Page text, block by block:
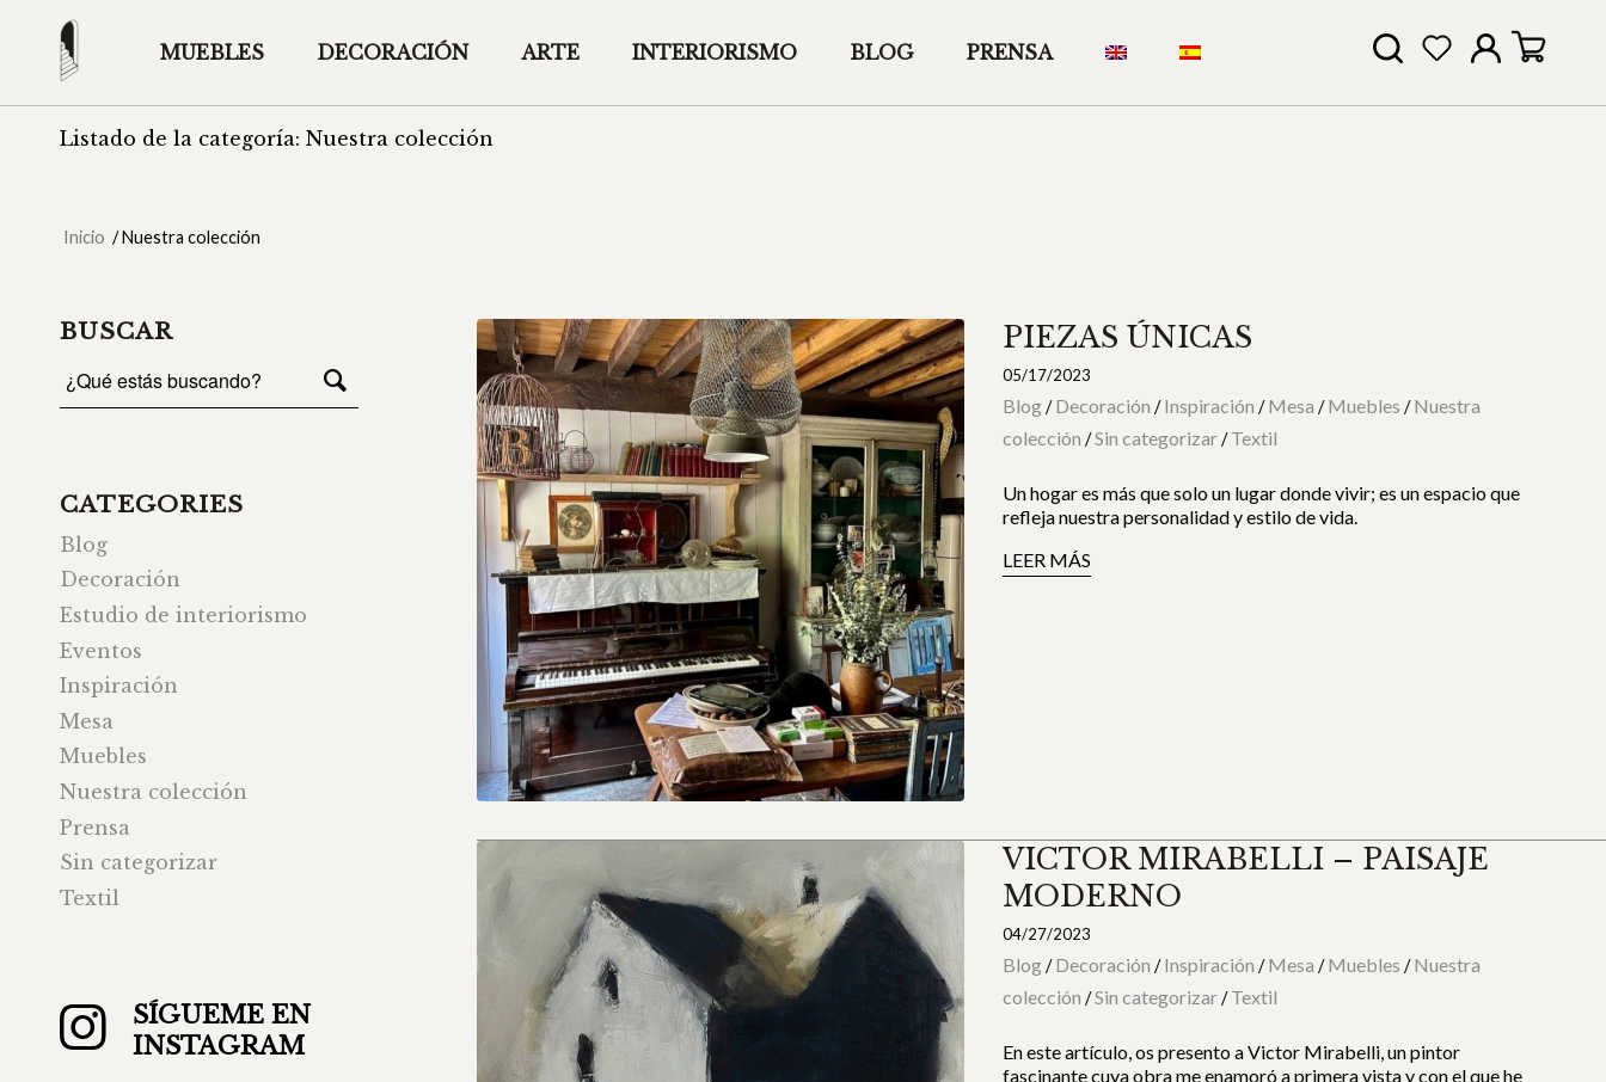
MUEBLES DECORACIÓN ARTE INTERIORISMO BLOG PRENSA
Listado de la categoría: Nuestra colección
Inicio /Nuestra colección
PIEZAS ÚNICAS
05/17/2023
Blog/Decoración /Inspiración /Mesa /Muebles /Nuestra
colección /Sin categorizar/Textil
Un hogar es más que solo un lugar donde vivir; es un espacio que
refleja nuestra personalidad y estilo de vida.
LEER MÁS
VICTOR MIRABELLI – PAISAJE
MODERNO
04/27/2023
Blog/Decoración /Inspiración /Mesa /Muebles /Nuestra
colección /Sin categorizar/Textil
En este artículo, os presento a Victor Mirabelli, un pintor
fascinante cuya obra me enamoró a primera vista y con el que he
BUSCAR
CATEGORIES
Blog
Decoración
Estudio de interiorismo
Eventos
Inspiración
Mesa
Muebles
Nuestra colección
Prensa
Sin categorizar
Textil
SÍGUEME EN
INSTAGRAM